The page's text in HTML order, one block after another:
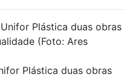
Plástica duas obras